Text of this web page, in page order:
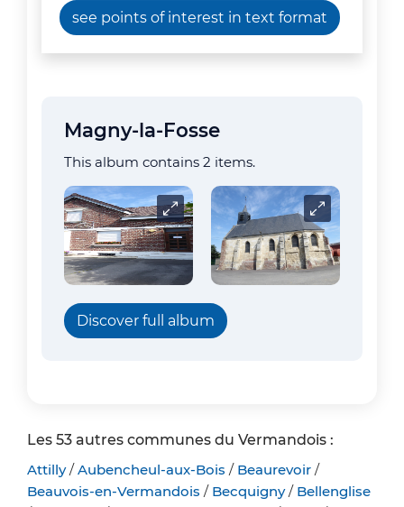
see points of interest in text format
Magny-la-Fosse
This album contains 2 items.
Carrousel
Discover full album
Les 53 autres communes du Vermandois :
Attilly/Aubencheul-aux-Bois / Beaurevoir /
Beauvois-en-Vermandois / Becquigny/ Bellenglise